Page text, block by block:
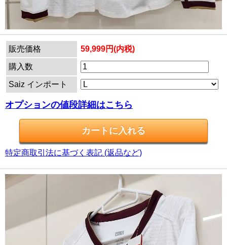
販売価格 59,999円(内税)
購入数
Saiz インポート
オプションの値段詳細はこちら
特定商取引法に基づく表記 (返品など)